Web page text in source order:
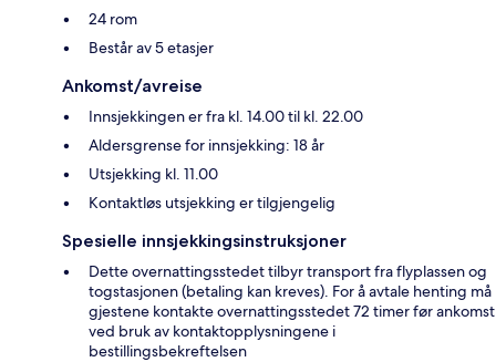
24 rom
Består av 5 etasjer
Ankomst/avreise
Innsjekkingen er fra kl. 14.00 til kl. 22.00
Aldersgrense for innsjekking: 18 år
Utsjekking kl. 11.00
Kontaktløs utsjekking er tilgjengelig
Spesielle innsjekkingsinstruksjoner
Dette overnattingsstedet tilbyr transport fra flyplassen og
togstasjonen (betaling kan kreves). For å avtale henting må
gjestene kontakte overnattingsstedet 72 timer før ankomst
ved bruk av kontaktopplysningene i
bestillingsbekreftelsen